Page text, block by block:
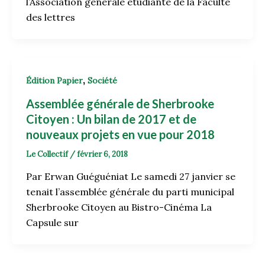
des lettres
Édition Papier, Société
Assemblée générale de Sherbrooke
Citoyen : Un bilan de 2017 et de
nouveaux projets en vue pour 2018
Le Collectif /février 6, 2018
Par Erwan Guéguéniat Le samedi 27 janvier se
tenait l’assemblée générale du parti municipal
Sherbrooke Citoyen au Bistro-Cinéma La
Capsule sur